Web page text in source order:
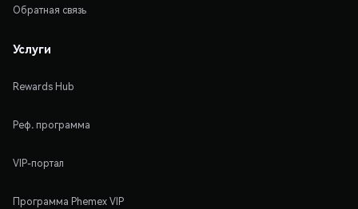
Обратная связь
Услуги
Rewards Hub
Реф. программа
VIP-портал
Программа Phemex VIP